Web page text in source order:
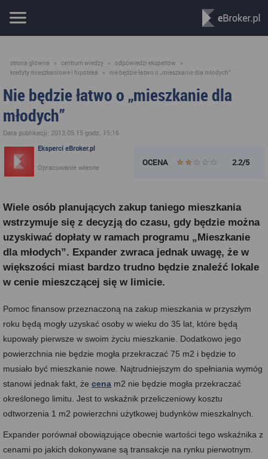
strona główna » centrum wiedzy » odpowiedzi ekspertów
»
kredyty mieszkaniowe i hipoteka
» nie będzie łatwo o „mieszkanie dla młodych”
Nie będzie łatwo o „mieszkanie dla
młodych”
Data publikacji: 2013.05.15 godz. 15:16
Eksperci eBroker.pl
Opracowanie własne OCENA 2.2/5
Wiele osób planujących zakup taniego mieszkania
wstrzymuje się z decyzją do czasu, gdy będzie można
uzyskiwać dopłaty w ramach programu „Mieszkanie
dla młodych”. Expander zwraca jednak uwagę, że w
większości miast bardzo trudno będzie znaleźć lokale
w cenie mieszczącej się w limicie.
Pomoc finansow przeznaczoną na zakup mieszkania w przyszłym
roku będą mogły uzyskać osoby w wieku do 35 lat, które będą
kupowały pierwsze w swoim życiu mieszkanie. Dodatkowo jego
powierzchnia nie będzie mogła przekraczać 75 m2 i będzie to
musiało być mieszkanie nowe. Najtrudniejszym do spełniania wymóg
stanowi jednak fakt, że cena m2 nie będzie mogła przekraczać
określonego limitu. Jest to wskaźnik przeliczeniowy kosztu
odtworzenia 1 m2 powierzchni użytkowej budynków mieszkalnych.
Expander porównał obowiązujące obecnie wartości tego wskaźnika z
cenami po jakich dokonywane są transakcje na rynku pierwotnym.